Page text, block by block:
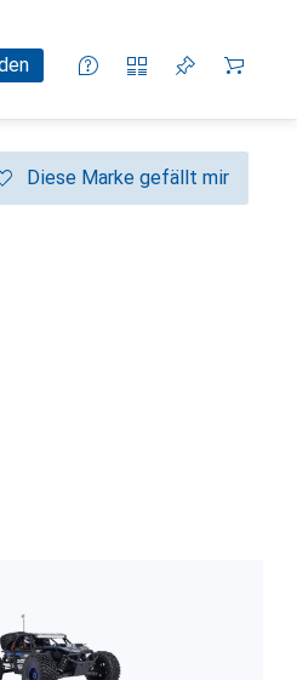
Diese Marke gefällt mir